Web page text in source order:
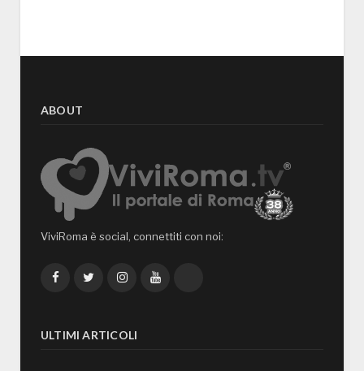
ABOUT
ViviRoma è social, connettiti con noi:
FacebookTwitterInstagramYouTube
ULTIMI ARTICOLI